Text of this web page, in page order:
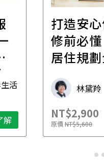
活
解
打造安
修前必
居住規
林黛羚
NT$2,900
原價NT$5,600